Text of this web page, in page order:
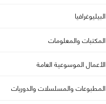
البيليوغرافيا
المكتبات والمعلومات
الأعمال الموسوعية العامة
المطبوعات والمسلسلات والدوريات